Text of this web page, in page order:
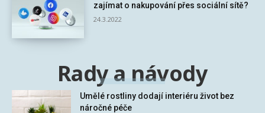
zajímat o nakupování přes sociální sítě?
24.3.2022
Rady a návody
Umělé rostliny dodají interiéru život bez
náročné péče